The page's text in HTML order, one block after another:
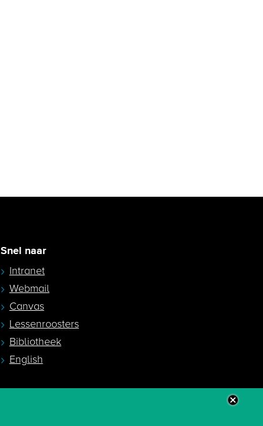
Snel naar
Intranet
Webmail
Canvas
Lessenroosters
Bibliotheek
English